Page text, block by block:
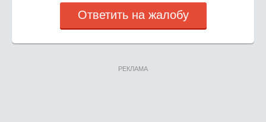
Ответить на жалобу
РЕКЛАМА